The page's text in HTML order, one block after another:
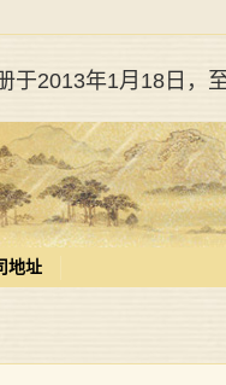
2013年1月18日，
地址